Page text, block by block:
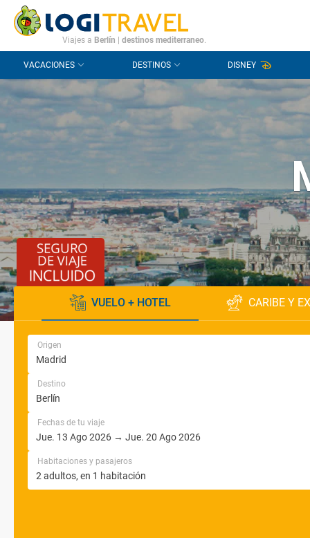
CONTACTO PREGUNTAS FRECUENTES
Viajes a Berlín destinos mediterraneo.
VACACIONES DESTINOS DISNEY
VUELO + HOTEL CARIBE Y
Origen
Destino
Fechas de tu viaje
Habitaciones y pasajeros